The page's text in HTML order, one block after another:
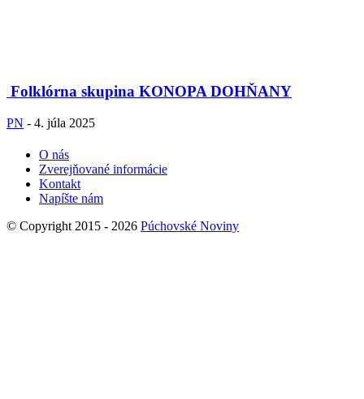
Folklórna skupina KONOPA DOHŇANY
PN - 4. júla 2025
O nás
Zverejňované informácie
Kontakt
Napíšte nám
© Copyright 2015 - 2026 Púchovské Noviny